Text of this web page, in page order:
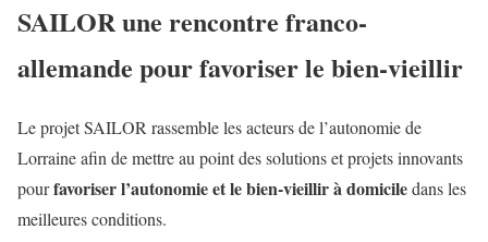
SAILOR une rencontre franco-
allemande pour favoriser le bien-vieillir
Le projet SAILOR rassemble les acteurs de l’autonomie de
Lorraine afin de mettre au point des solutions et projets innovants
pourfavoriser l’autonomie et le bien-vieillir à domiciledans les
meilleures conditions.